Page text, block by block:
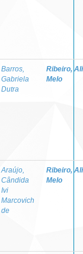
Barros,
Gabriela
Dutra
Ribeiro,
Melo
Araújo,
Cândida
Ivi
Marcovich
de
Ribeiro,
Melo